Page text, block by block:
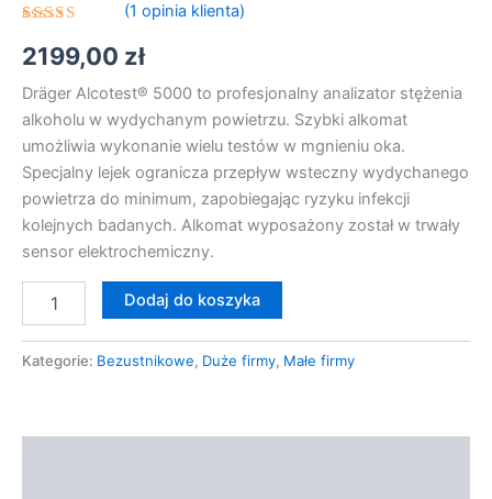
5.00na 5
na
oceny
klienta
(1 opinia klienta)
2199,00 zł
Dräger Alcotest® 5000 to profesjonalny analizator stężenia
alkoholu w wydychanym powietrzu. Szybki alkomat
umożliwia wykonanie wielu testów w mgnieniu oka.
Specjalny lejek ogranicza przepływ wsteczny wydychanego
powietrza do minimum, zapobiegając ryzyku infekcji
kolejnych badanych. Alkomat wyposażony został w trwały
sensor elektrochemiczny.
Dodaj do koszyka
Kategorie: Bezustnikowe, Duże firmy, Małe firmy